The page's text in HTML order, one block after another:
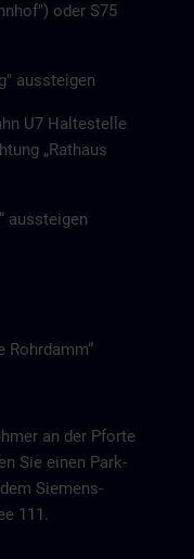
oder S75
aussteigen
U7 Haltestelle
„Rathaus
aussteigen
Rohrdamm“
an der Pforte
Sie einen Park-
Siemens-
111.